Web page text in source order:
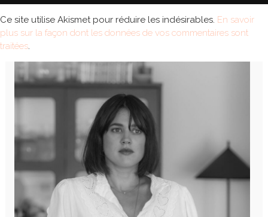
Ce site utilise Akismet pour réduire les indésirables. En savoir
plus sur la façon dont les données de vos commentaires sont
traitées.